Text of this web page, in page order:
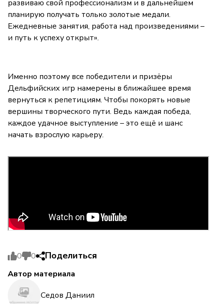
развиваю свой профессионализм и в дальнейшем
планирую получать только золотые медали.
Ежедневные занятия, работа над произведениями –
и путь к успеху открыт».
Именно поэтому все победители и призёры
Дельфийских игр намерены в ближайшее время
вернуться к репетициям. Чтобы покорять новые
вершины творческого пути. Ведь каждая победа,
каждое удачное выступление – это ещё и шанс
начать взрослую карьеру.
0 0 Поделиться
Автор материала
Седов Даниил